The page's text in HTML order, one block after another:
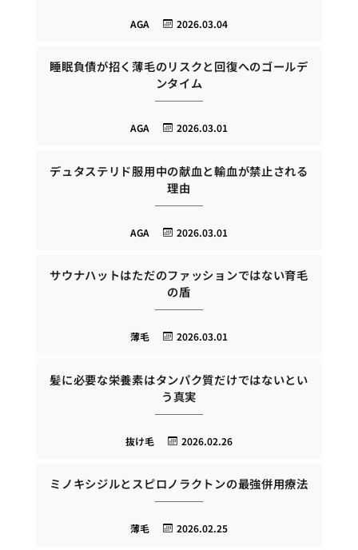
2026.03.04
AGA
睡眠負債が招く薄毛のリスクと回復へのゴールデ
ンタイム
2026.03.01
AGA
デュタステリド服用中の献血と輸血が禁止される
理由
2026.03.01
AGA
サウナハットはただのファッションではない育毛
の盾
2026.03.01
薄毛
髪に必要な栄養素はタンパク質だけではないとい
う真実
2026.02.26
抜け毛
ミノキシジルとスピロノラクトンの最強併用療法
2026.02.25
薄毛